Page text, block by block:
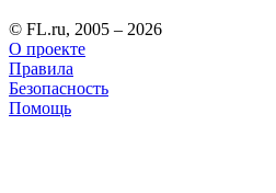
© FL.ru, 2005 – 2026
О проекте
Правила
Безопасность
Помощь